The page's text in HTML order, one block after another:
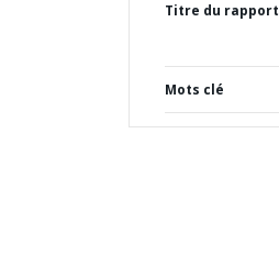
Titre du rapport
Mots clé